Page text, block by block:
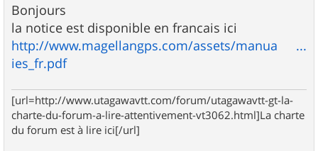
s
s
a
g
e
Bonjours
la notice est disponible en francais ici
http://www.magellangps.com/assets/manua ...
ies_fr.pdf
[url=http://www.utagawavtt.com/forum/utagawavtt-gt-la-
charte-du-forum-a-lire-attentivement-vt3062.html]La charte
du forum est à lire ici[/url]